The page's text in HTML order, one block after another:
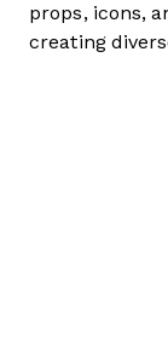
props, icons,
creating